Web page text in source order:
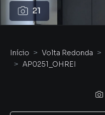
21
Início Volta Redonda
AP0251_OHREI